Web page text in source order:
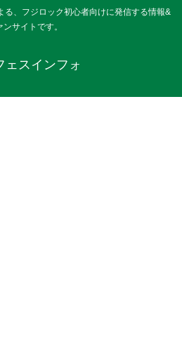
る、フジロック初心者向けに発信する情報&
ンサイトです。
ェスインフォ